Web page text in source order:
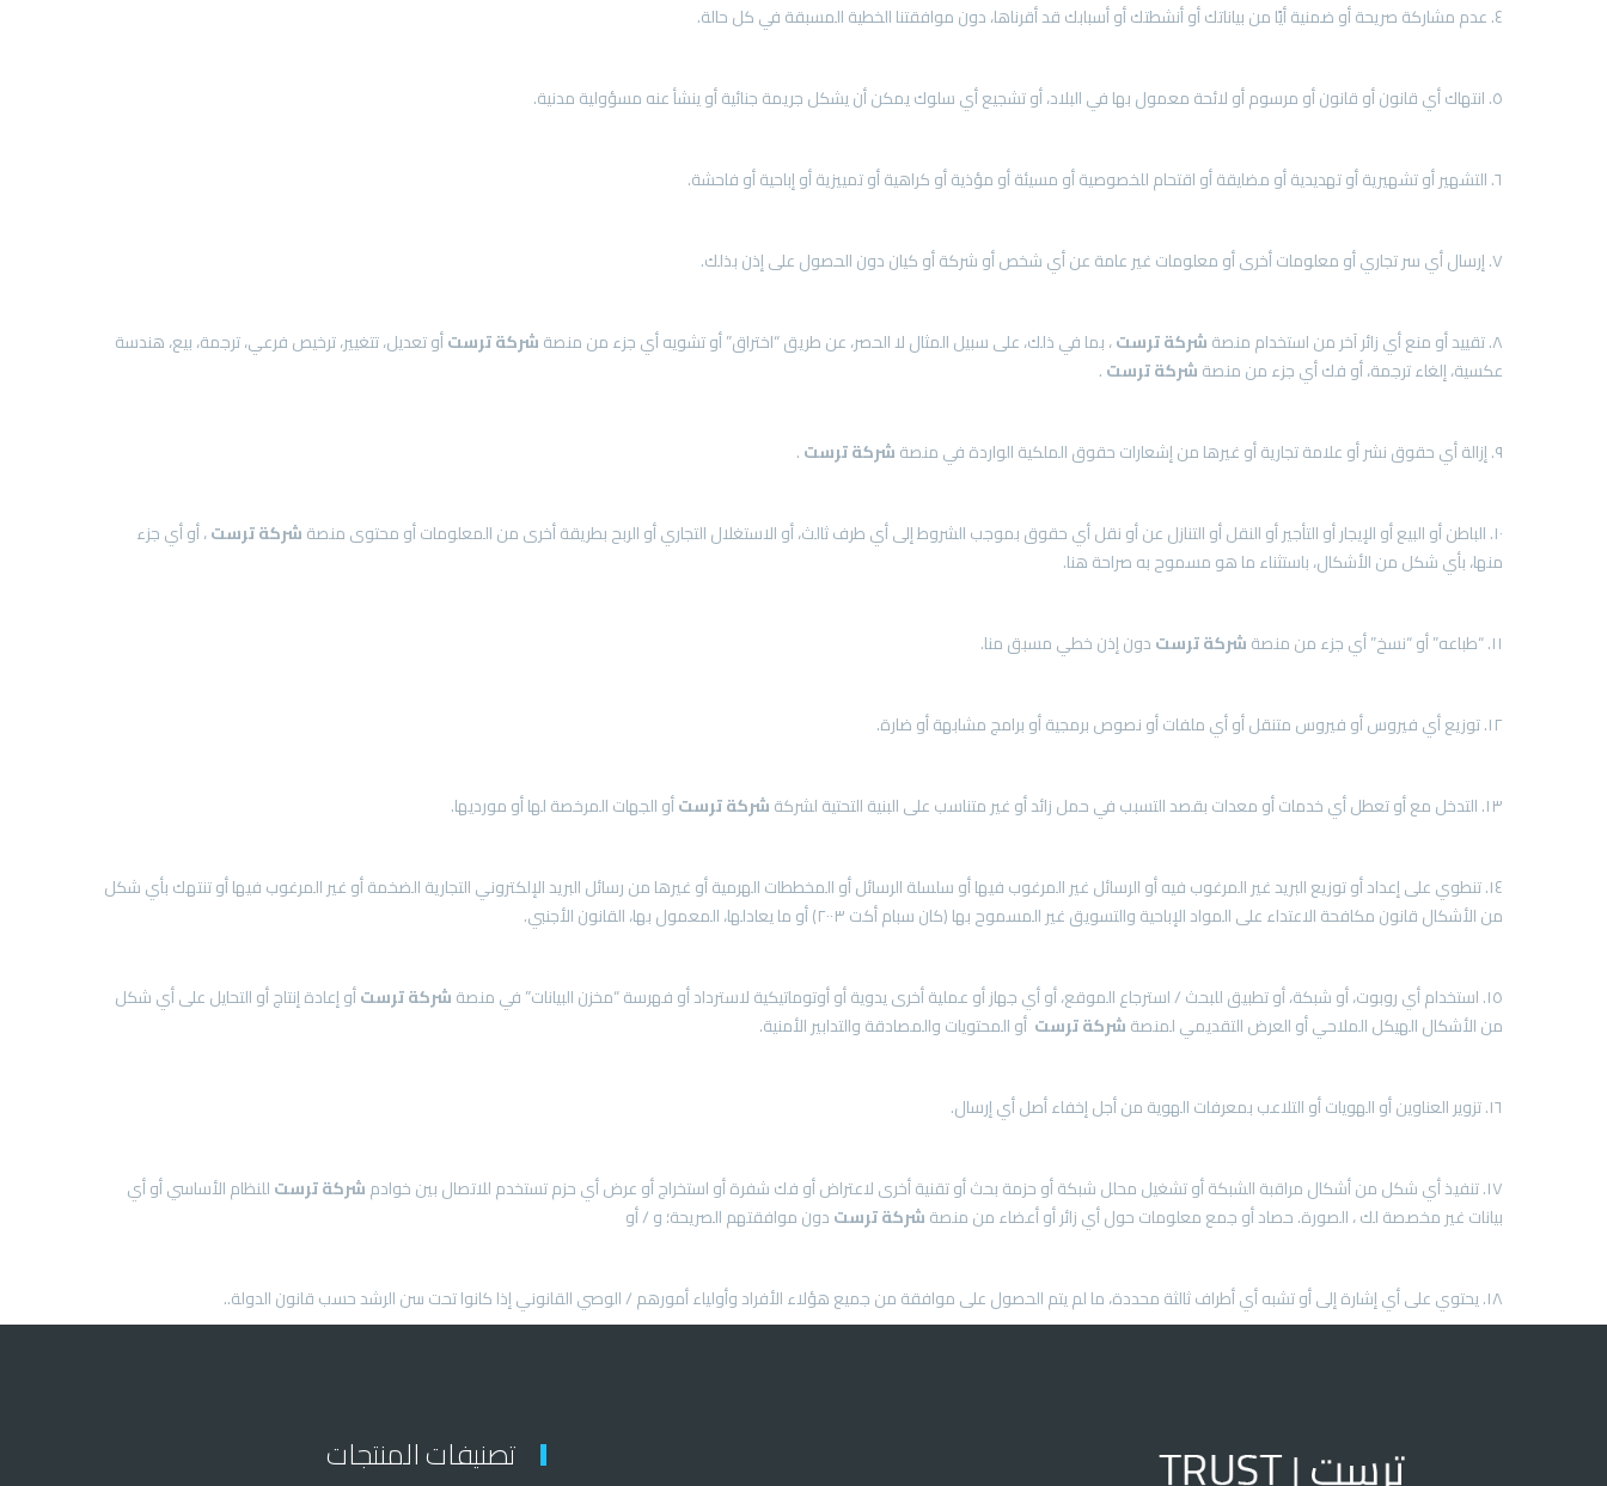
٤. عدم مشاركة صريحة أو ضمنية أيًا من بياناتك أو أنشطتك أو أسبابك قد أقرناها، دون موافقتنا الخطية المسبقة في كل حالة.
٥. انتهاك أي قانون أو قانون أو مرسوم أو لائحة معمول بها في البلاد، أو تشجيع أي سلوك يمكن أن يشكل جريمة جنائية أو ينشأ عنه مسؤولية مدنية.
٦. التشهير أو تشهيرية أو تهديدية أو مضايقة أو اقتحام للخصوصية أو مسيئة أو مؤذية أو كراهية أو تمييزية أو إباحية أو فاحشة.
٧. إرسال أي سر تجاري أو معلومات أخرى أو معلومات غير عامة عن أي شخص أو شركة أو كيان دون الحصول على إذن بذلك.
٨. تقييد أو منع أي زائر آخر من استخدام منصة شركةترست، بما في ذلك، على سبيل المثال لا الحصر، عن طريق “اختراق” أو تشويه أي جزء من منصةشركةترستأو تعديل، تتغيير، ترخيص فرعي، ترجمة، بيع، هندسة
عكسية، إلغاء ترجمة، أو فك أي جزء من منصةشركةترست.
٩. إزالة أي حقوق نشر أو علامة تجارية أو غيرها من إشعارات حقوق الملكية الواردة في منصة شركةترست.
١٠. الباطن أو البيع أو الإيجار أو التأجير أو النقل أو التنازل عن أو نقل أي حقوق بموجب الشروط إلى أي طرف ثالث، أو الاستغلال التجاري أو الربح بطريقة أخرى من المعلومات أو محتوى منصة شركةترست، أو أي جزء
منها، بأي شكل من الأشكال، باستثناء ما هو مسموح به صراحة هنا.
١١. “طباعه” أو “نسخ” أي جزء من منصة شركةترستدون إذن خطي مسبق منا.
١٢. توزيع أي فيروس أو فيروس متنقل أو أي ملفات أو نصوص برمجية أو برامج مشابهة أو ضارة.
١٣. التدخل مع أو تعطل أي خدمات أو معدات بقصد التسبب في حمل زائد أو غير متناسب على البنية التحتية لشركة شركةترستأو الجهات المرخصة لها أو مورديها.
١٤. تنطوي على إعداد أو توزيع البريد غير المرغوب فيه أو الرسائل غير المرغوب فيها أو سلسلة الرسائل أو المخططات الهرمية أو غيرها من رسائل البريد الإلكتروني التجارية الضخمة أو غير المرغوب فيها أو تنتهك بأي شكل
من الأشكال قانون مكافحة الاعتداء على المواد الإباحية والتسويق غير المسموح بها (كان سبام أكت ٢٠٠٣) أو ما يعادلها، المعمول بها، القانون الأجنبي.
١٥. استخدام أي روبوت، أو شبكة، أو تطبيق للبحث / استرجاع الموقع، أو أي جهاز أو عملية أخرى يدوية أو أوتوماتيكية لاسترداد أو فهرسة “مخزن البيانات” في منصة شركةترستأو إعادة إنتاج أو التحايل على أي شكل
من الأشكال الهيكل الملاحي أو العرض التقديمي لمنصةشركةترست أو المحتويات والمصادقة والتدابير الأمنية.
١٦. تزوير العناوين أو الهويات أو التلاعب بمعرفات الهوية من أجل إخفاء أصل أي إرسال.
١٧. تنفيذ أي شكل من أشكال مراقبة الشبكة أو تشغيل محلل شبكة أو حزمة بحث أو تقنية أخرى لاعتراض أو فك شفرة أو استخراج أو عرض أي حزم تستخدم للاتصال بين خوادم شركةترستللنظام الأساسي أو أي
بيانات غير مخصصة لك ، الصورة. حصاد أو جمع معلومات حول أي زائر أو أعضاء من منصةشركةترستدون موافقتهم الصريحة؛ و / أو
١٨. يحتوي على أي إشارة إلى أو تشبه أي أطراف ثالثة محددة، ما لم يتم الحصول على موافقة من جميع هؤلاء الأفراد وأولياء أمورهم / الوصي القانوني إذا كانوا تحت سن الرشد حسب قانون الدولة..
تصنيفات المنتجات